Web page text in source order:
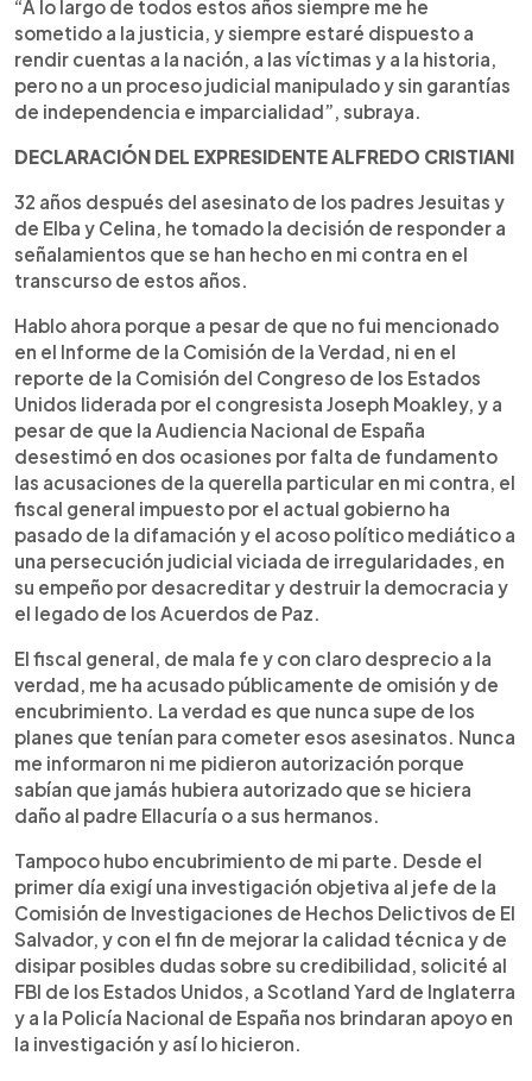
“A lo largo de todos estos años siempre me he
sometido a la justicia, y siempre estaré dispuesto a
rendir cuentas a la nación, a las víctimas y a la historia,
pero no a un proceso judicial manipulado y sin garantías
de independencia e imparcialidad”, subraya.
DECLARACIÓN DEL EXPRESIDENTE ALFREDO CRISTIANI
32 años después del asesinato de los padres Jesuitas y
de Elba y Celina, he tomado la decisión de responder a
señalamientos que se han hecho en mi contra en el
transcurso de estos años.
Hablo ahora porque a pesar de que no fui mencionado
en el Informe de la Comisión de la Verdad, ni en el
reporte de la Comisión del Congreso de los Estados
Unidos liderada por el congresista Joseph Moakley, y a
pesar de que la Audiencia Nacional de España
desestimó en dos ocasiones por falta de fundamento
las acusaciones de la querella particular en mi contra, el
fiscal general impuesto por el actual gobierno ha
pasado de la difamación y el acoso político mediático a
una persecución judicial viciada de irregularidades, en
su empeño por desacreditar y destruir la democracia y
el legado de los Acuerdos de Paz.
El fiscal general, de mala fe y con claro desprecio a la
verdad, me ha acusado públicamente de omisión y de
encubrimiento. La verdad es que nunca supe de los
planes que tenían para cometer esos asesinatos. Nunca
me informaron ni me pidieron autorización porque
sabían que jamás hubiera autorizado que se hiciera
daño al padre Ellacuría o a sus hermanos.
Tampoco hubo encubrimiento de mi parte. Desde el
primer día exigí una investigación objetiva al jefe de la
Comisión de Investigaciones de Hechos Delictivos de El
Salvador, y con el fin de mejorar la calidad técnica y de
disipar posibles dudas sobre su credibilidad, solicité al
FBI de los Estados Unidos, a Scotland Yard de Inglaterra
y a la Policía Nacional de España nos brindaran apoyo en
la investigación y así lo hicieron.